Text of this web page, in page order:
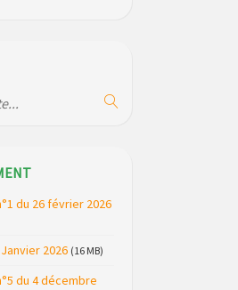
Juin
(et lieux) pour
gendarmerie
Ruynes en
du 26 février 2026
2026 (16 MB)
du 4 décembre